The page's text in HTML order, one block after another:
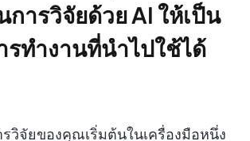
การวิจัยด้วย AI ให้เป็น
ทำงานที่นำไปใช้ได้
วิจัยของคุณเริ่มต้นในเครื่องมือหนึ่ง